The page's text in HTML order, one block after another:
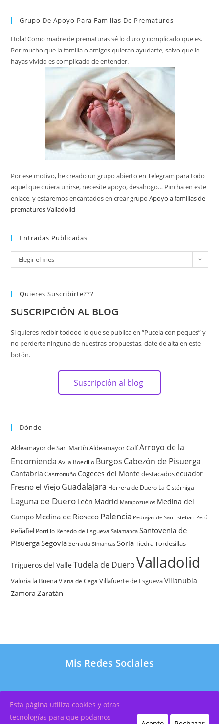
Grupo De Apoyo Para Familias De Prematuros
Hola! Como madre de prematuras sé lo duro y complicado que es.
Por mucho que la familia o amigos quieran ayudarte, salvo que lo
hayas vivido es complicado de entender.
Por ese motivo, he creado un grupo abierto en Telegram para todo
aquel que quiera unirse, necesite apoyo, desahogo… Pincha en este
enlace, y estaremos encantados en crear grupoApoyo a familias de
prematuros Valladolid
Entradas Publicadas
Elegir el mes
Quieres Suscribirte???
SUSCRIPCIÓN AL BLOG
Si quieres recibir todooo lo que se publica en “Pucela con peques” y
no perderte ninguna de nuestras propuestas, date de alta en este
botón.
Suscripción al blog
Dónde
Aldeamayor de San Martín Aldeamayor GolfArroyo de la
Encomienda Avila Boecillo Burgos Cabezón de Pisuerga
Cantabria Castronuño Cogeces del Monte destacadosecuador
Fresno el Viejo Guadalajara Herrera de Duero La Cistérniga
Laguna de Duero León Madrid Matapozuelos Medina del
Campo Medina de Rioseco Palencia Pedrajas de San Esteban Perú
Peñafiel Portillo Renedo de Esgueva Salamanca Santovenia de
PisuergaSegovia Serrada Simancas SoriaTiedraTordesillas
Trigueros del Valle Tudela de Duero Valladolid
Valoria la Buena Viana de Cega Villafuerte de EsguevaVillanubla
Zamora Zaratán
Mis Redes Sociales
Copyright 2026 – Por OscarXavier Diseño Web
Esta página utiliza cookies y otras
tecnologías para que podamos